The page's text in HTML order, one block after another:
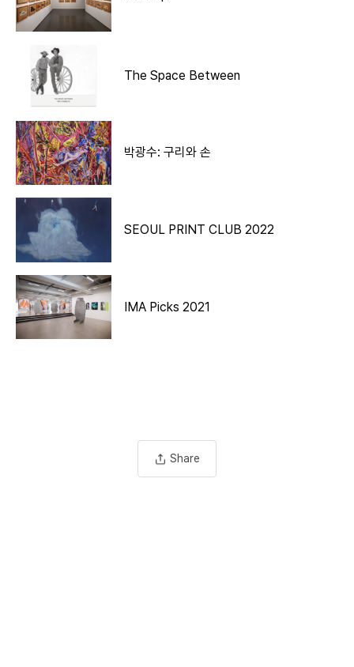
The Space Between
박광수: 구리와 손
SEOUL PRINT CLUB 2022
IMA Picks 2021
Share